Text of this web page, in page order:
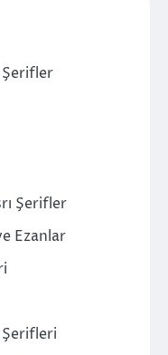
Şerifler
Ezanlar